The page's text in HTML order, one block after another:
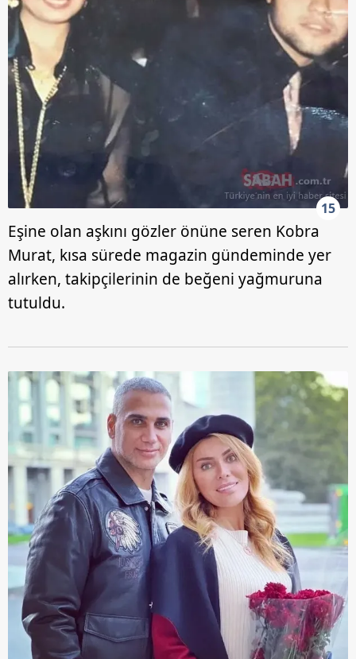
15
Eşine olan aşkını gözler önüne seren Kobra
Murat, kısa sürede magazin gündeminde yer
alırken, takipçilerinin de beğeni yağmuruna
tutuldu.